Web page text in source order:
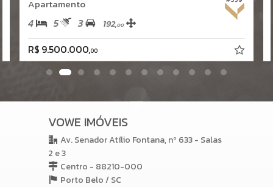
Apartamento
4 5 3 192,00
R$ 9.500.000,00
VOWE IMÓVEIS
Av. Senador Atílio Fontana, nº 633 - Salas
2 e 3
Centro - 88210-000
Porto Belo /SC